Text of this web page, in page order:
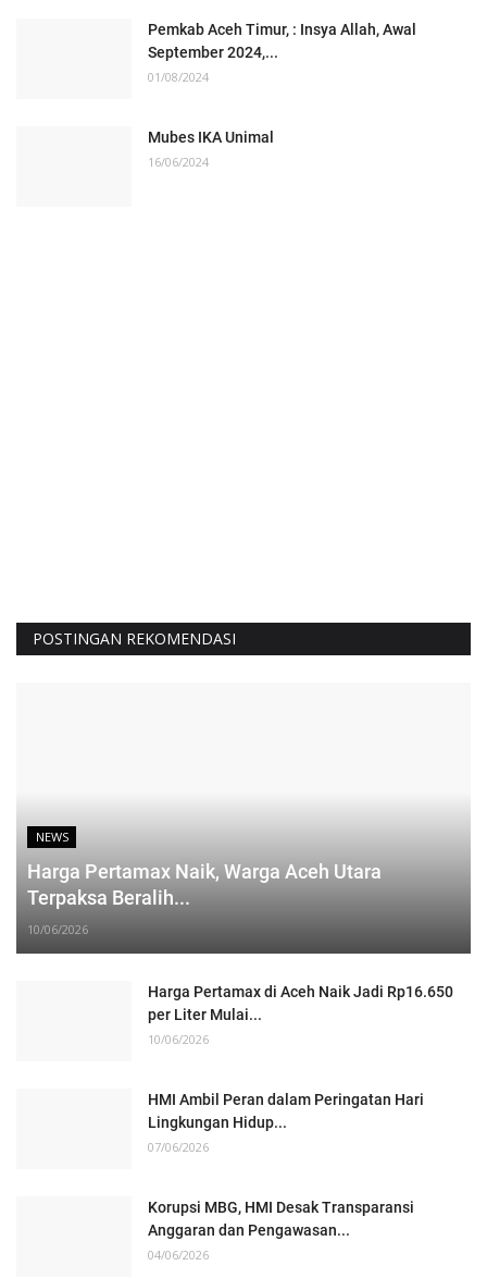
Pemkab Aceh Timur, : Insya Allah, Awal
September 2024,...
01/08/2024
Mubes IKA Unimal
16/06/2024
POSTINGAN REKOMENDASI
NEWS
Harga Pertamax Naik, Warga Aceh Utara
Terpaksa Beralih...
10/06/2026
Harga Pertamax di Aceh Naik Jadi Rp16.650
per Liter Mulai...
10/06/2026
HMI Ambil Peran dalam Peringatan Hari
Lingkungan Hidup...
07/06/2026
Korupsi MBG, HMI Desak Transparansi
Anggaran dan Pengawasan...
04/06/2026